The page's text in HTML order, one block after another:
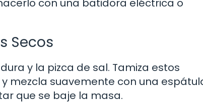
con una batidora eléctrica o
Secos
y la pizca de sal. Tamiza estos
mezcla suavemente con una
que se baje la masa.